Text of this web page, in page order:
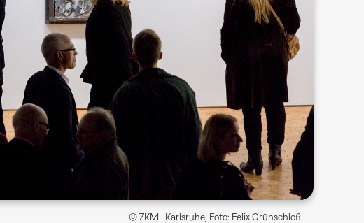
© ZKM | Karlsruhe, Foto: Felix Grünschloß